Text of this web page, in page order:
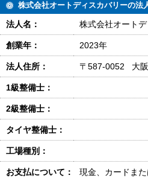
株式会社オートディスカバリーの法
法人名： 株式会社オート
創業年： 2023年
法人住所： 〒587-0052 大
1級整備士：
2級整備士：
タイヤ整備士：
工場種別：
お支払について： 現金、カードま